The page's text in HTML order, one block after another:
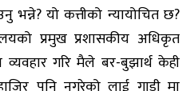
भन्ने? यो कत्तीको न्यायोचित छ?
प्रमुख प्रशासकीय अधिकृत
गरि मैले बर-बुझार्थ केही